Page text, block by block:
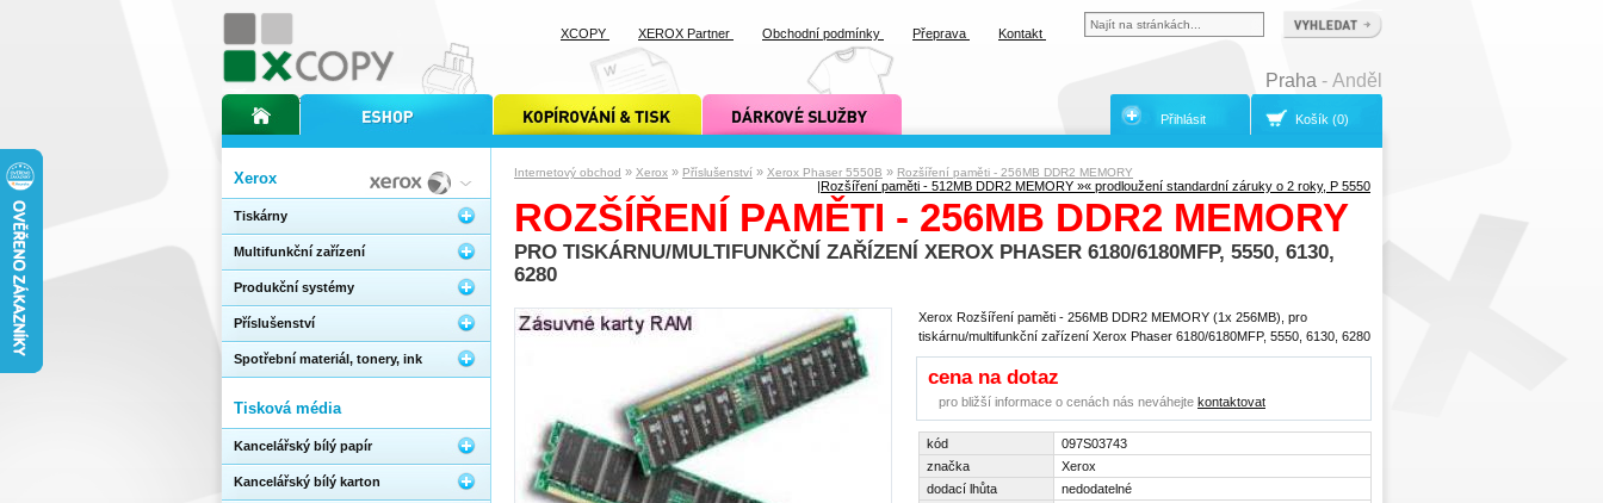
Internetový obchod » Xerox » Příslušenství » Xerox Phaser 5550B » Rozšíření paměti - 256MB DDR2 MEMORY
« prodloužení standardní záruky o 2 roky, P 5550
|Rozšíření paměti - 512MB DDR2 MEMORY »
ROZŠÍŘENÍ PAMĚTI - 256MB DDR2 MEMORY
PRO TISKÁRNU/MULTIFUNKČNÍ ZAŘÍZENÍ XEROX PHASER 6180/6180MFP, 5550, 6130,
6280
Xerox Rozšíření paměti - 256MB DDR2 MEMORY (1x 256MB), pro
tiskárnu/multifunkční zařízení Xerox Phaser 6180/6180MFP, 5550, 6130, 6280
cena na dotaz
pro bližší informace o cenách nás neváhejte kontaktovat
kód
097S03743
značka
Xerox
dodací lhůta
nedodatelné
Xerox
Tiskárny
Multifunkční zařízení
Produkční systémy
Příslušenství
Spotřební materiál, tonery, ink
Tisková média
Kancelářský bílý papír
Kancelářský bílý karton
úvodní stránka xcopyinternetový obchod xcopy kopírování a tisk xcopy dárkové služby xcopy
XCOPY XEROX Partner Obchodní podmínky Přeprava Kontakt
Praha - Anděl
Košík (0)
Přihlásit